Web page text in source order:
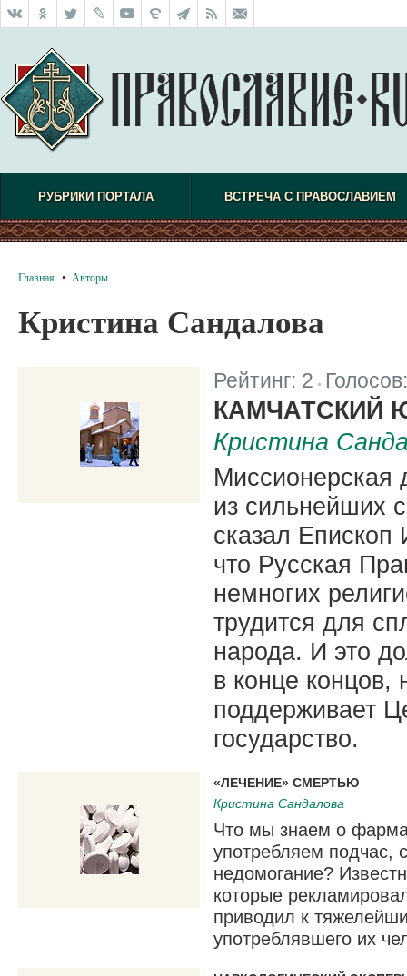
РУБРИКИ ПОРТАЛА ВСТРЕЧА С ПРАВОСЛАВИЕМ
Главная Авторы
Кристина Сандалова
Рейтинг: 2
КАМЧАТСКИЙ
Кристина
Миссионерская
из сильнейших
сказал Епископ
что Русская
немногих
трудится для
народа. И это
в конце концов,
поддерживает
государство.
«ЛЕЧЕНИЕ» СМЕРТЬЮ
Кристина Сандалова
Что мы знаем о
употребляем подчас,
недомогание?
которые
приводил к
употреблявшего их